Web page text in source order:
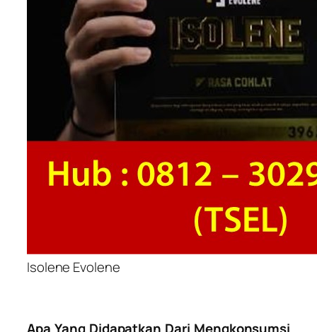
Isolene Evolene
Apa Yang Didapatkan Dari Mengkonsumsi